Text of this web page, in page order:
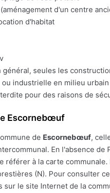
d'un centre
d'habitat
seules les
industrielle en milieu
pour des raisons de
Escornebœuf
de Escornebœuf,
En l'absence
référer à la carte
(N). Pour consulter
le site Internet de la